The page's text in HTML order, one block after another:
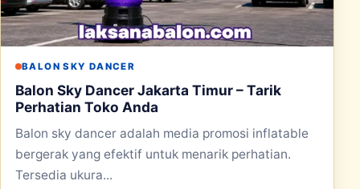
BALON SKY DANCER
Balon Sky Dancer Jakarta Timur – Tarik
Perhatian Toko Anda
Balon sky dancer adalah media promosi inflatable
bergerak yang efektif untuk menarik perhatian.
Tersedia ukura...